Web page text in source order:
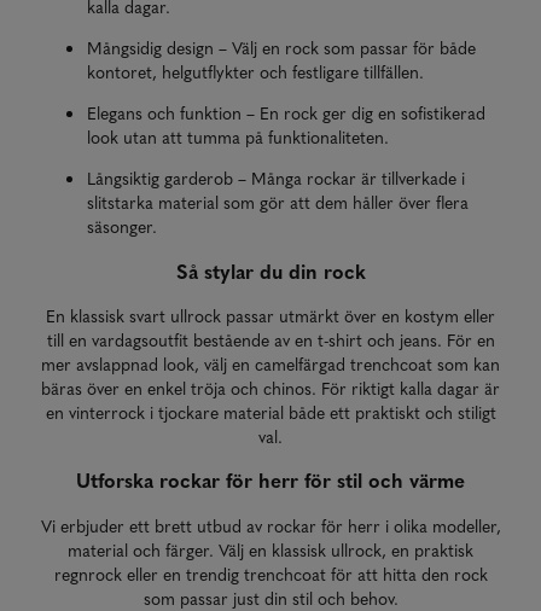
kalla dagar.
Mångsidig design – Välj en rock som passar för både
kontoret, helgutflykter och festligare tillfällen.
Elegans och funktion – En rock ger dig en sofistikerad
look utan att tumma på funktionaliteten.
Långsiktig garderob – Många rockar är tillverkade i
slitstarka material som gör att dem håller över flera
säsonger.
Så stylar du din rock
En klassisk svart ullrock passar utmärkt över en kostym eller
till en vardagsoutfit bestående av en t-shirt och jeans. För en
mer avslappnad look, välj en camelfärgad trenchcoat som kan
bäras över en enkel tröja och chinos. För riktigt kalla dagar är
en vinterrock i tjockare material både ett praktiskt och stiligt
val.
Utforska rockar för herr för stil och värme
Vi erbjuder ett brett utbud av rockar för herr i olika modeller,
material och färger. Välj en klassisk ullrock, en praktisk
regnrock eller en trendig trenchcoat för att hitta den rock
som passar just din stil och behov.